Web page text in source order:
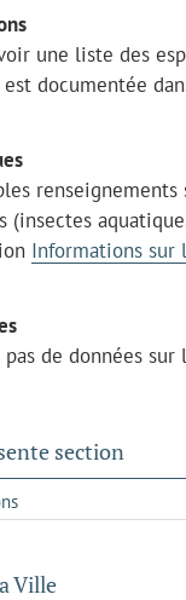
une liste des
documentée
renseignements
(insectes
Informations sur
de données sur
section
Ville